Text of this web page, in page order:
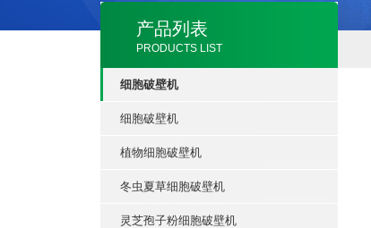
产品列表
PRODUCTS LIST
细胞破壁机
细胞破壁机
植物细胞破壁机
冬虫夏草细胞破壁机
灵芝孢子粉细胞破壁机